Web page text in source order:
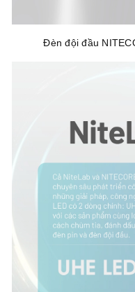
Đèn đội đầu